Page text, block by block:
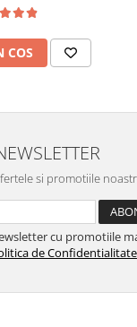
COS
si promotiile
cu promotiile
de Confidentialitate